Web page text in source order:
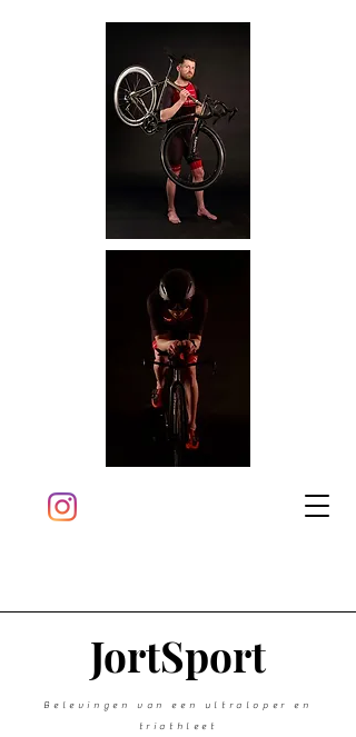
JortSport
Belevingen van een ultraloper en
triathleet